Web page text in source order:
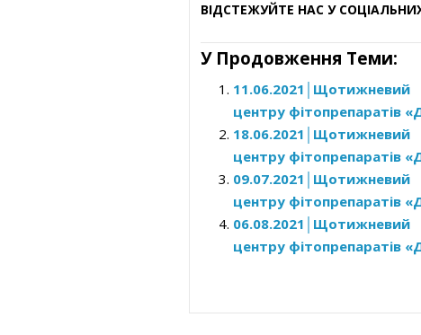
ВІДСТЕЖУЙТЕ НАС У
У Продовження Теми:
центру фітопрепаратів
центру фітопрепаратів
центру фітопрепаратів
центру фітопрепаратів